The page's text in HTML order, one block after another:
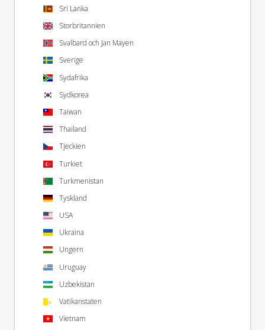
Sri Lanka
Storbritannien
Svalbard och Jan Mayen
Sverige
Sydafrika
Sydkorea
Taiwan
Thailand
Tjeckien
Turkiet
Turkmenistan
Tyskland
USA
Ukraina
Ungern
Uruguay
Uzbekistan
Vatikanstaten
Vietnam